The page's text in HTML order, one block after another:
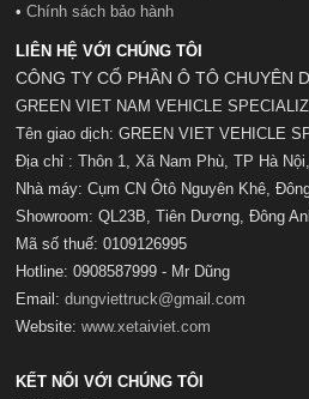
•Chính sách bảo hành
LIÊN HỆ VỚI CHÚNG TÔI
CÔNG TY CỔ PHẦN Ô TÔ CHUYÊN
GREEN VIET NAM VEHICLE
Tên giao dịch: GREEN VIET VEHICLE
Địa chỉ : Thôn 1, Xã Nam Phù, TP Hà
Nhà máy: Cụm CN Ôtô Nguyên Khê,
Showroom: QL23B, Tiên Dương, Đông
Mã số thuế:0109126995
Hotline: 0908587999 - Mr Dũng
Email:dungviettruck@gmail.com
Website:www.xetaiviet.com
KẾT NỐI VỚI CHÚNG TÔI